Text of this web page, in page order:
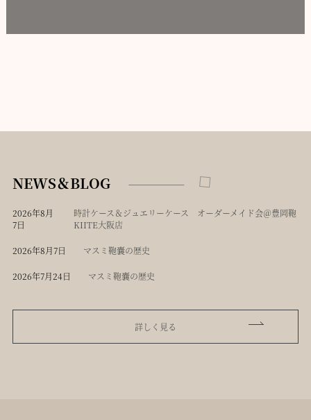
NEWS＆BLOG
2026年8月
7日
時計ケース＆ジュエリーケース オーダーメイド会＠豊岡鞄
KIITE大阪店
2026年8月7日 マスミ鞄嚢の歴史
2026年7月24日 マスミ鞄嚢の歴史
詳しく見る